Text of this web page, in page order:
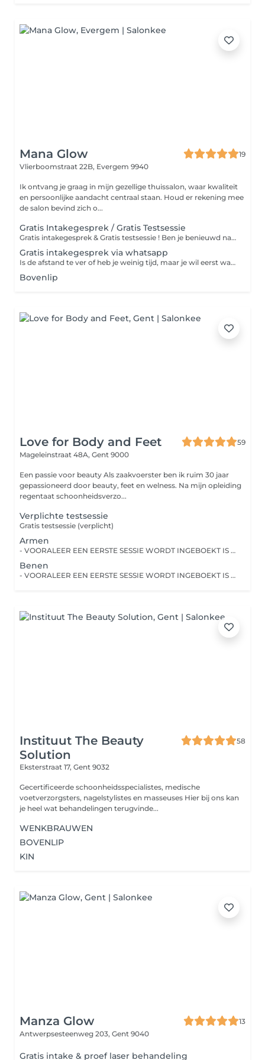
Mana Glow
19
Vlierboomstraat 22B, Evergem 9940
Ik ontvang je graag in mijn gezellige thuissalon, waar kwaliteit
en persoonlijke aandacht centraal staan. Houd er rekening mee
de salon bevind zich o...
Gratis Intakegesprek / Gratis Testsessie
Gratis intakegesprek & Gratis testsessie ! Ben je benieuwd naar laserontharing, maar wil je eerst meer weten? Tijdens een intakegesprek kan je al je vragen stellen: hoeveel behandelingen je nodig hebt, hoe het werkt en wat je kunt verwachten. Daarna kan je een gratis test sessie doen, waarbij we een kleine oppervlakte laseren, zo ervaar je zelf hoe de behandeling aanvoelt. - Helemaal vrijblijvend!
Gratis intakegesprek via whatsapp
Is de afstand te ver of heb je weinig tijd, maar je wil eerst wat informatie en de salonruimte zien? Dat kan via een videogesprek op whatsapp.
Bovenlip
Love for Body and Feet
59
Mageleinstraat 48A, Gent 9000
Een passie voor beauty Als zaakvoerster ben ik ruim 30 jaar
gepassioneerd door beauty, feet en welness. Na mijn opleiding
regentaat schoonheidsverzo...
Verplichte testsessie
Gratis testsessie (verplicht)
Armen
- VOORALEER EEN EERSTE SESSIE WORDT INGEBOEKT IS EEN TESTSESSIE VERPLICHT - Gelieve voor de allereerste sessie de dienst "verplichte testsessie" in te boeken.
Benen
- VOORALEER EEN EERSTE SESSIE WORDT INGEBOEKT IS EEN TESTSESSIE VERPLICHT - Gelieve voor de allereerste sessie de dienst "verplichte testsessie" in te boeken.
Instituut The Beauty
Solution
58
Eksterstraat 17, Gent 9032
Gecertificeerde schoonheidsspecialistes, medische
voetverzorgsters, nagelstylistes en masseuses Hier bij ons kan
je heel wat behandelingen terugvinde...
WENKBRAUWEN
BOVENLIP
KIN
Manza Glow
13
Antwerpsesteenweg 203, Gent 9040
Gratis intake & proef laser behandeling